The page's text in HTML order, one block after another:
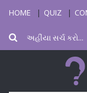
HOME QUIZ